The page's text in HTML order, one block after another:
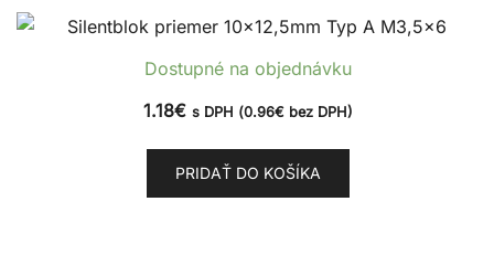
Dostupné na objednávku
1.18€ s DPH (0.96€ bez DPH)
PRIDAŤ DO KOŠÍKA